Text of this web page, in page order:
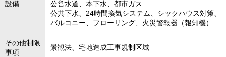
設備
公営水道、本下水、都市ガス
公共下水、24時間換気システム、シックハウス対策、
バルコニー、フローリング、火災警報器（報知機）
その他制限
事項
景観法、宅地造成工事規制区域